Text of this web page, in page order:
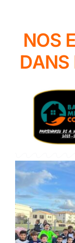
NOS
DANS